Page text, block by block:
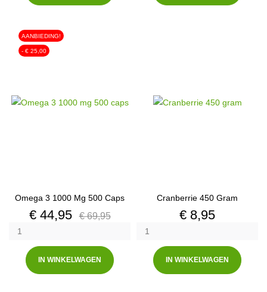
Omega 3 1000 Mg 500 Caps
Prijs
€ 44,95 Normale
€ 69,95
IN WINKELWAGEN
AANBIEDING!
- € 25,00
Cranberrie 450 Gram
Prijs
€ 8,95
IN WINKELWAGEN